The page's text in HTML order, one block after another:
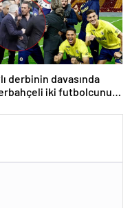
derbinin davasında
iki futbolcunun